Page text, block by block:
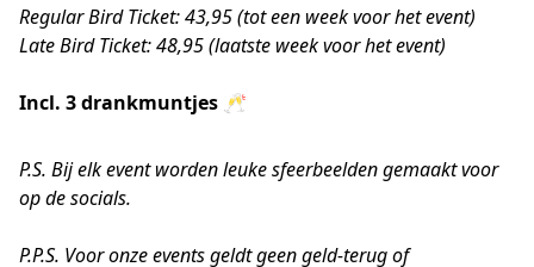
Regular Bird Ticket: 43,95 (tot een week voor het event)
Late Bird Ticket: 48,95 (laatste week voor het event)
Incl. 3 drankmuntjes 🥂
P.S. Bij elk event worden leuke sfeerbeelden gemaakt voor
op de socials.
P.P.S. Voor onze events geldt geen geld-terug of